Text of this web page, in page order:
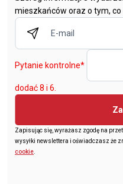
mieszkańców oraz o tym, co
Pytanie kontrolne*
dodać 8 i 6.
Zapisując się, wyrażasz zgodę na
wysyłki newslettera i oświadczasz że
cookie